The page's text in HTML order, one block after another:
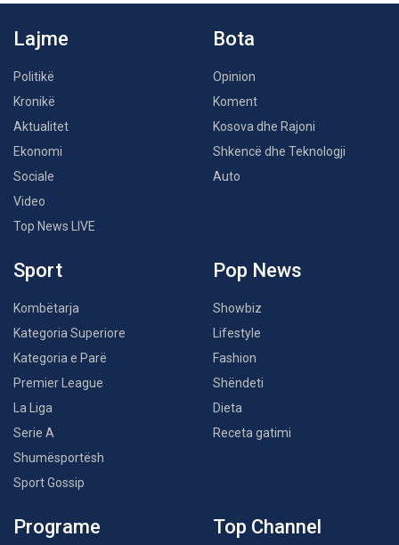
Lajme
Politikë
Kronikë
Aktualitet
Ekonomi
Sociale
Video
Top News LIVE
Bota
Opinion
Koment
Kosova dhe Rajoni
Shkencë dhe Teknologji
Auto
Sport
Kombëtarja
Kategoria Superiore
Kategoria e Parë
Premier League
La Liga
Serie A
Shumësportësh
Sport Gossip
Pop News
Showbiz
Lifestyle
Fashion
Shëndeti
Dieta
Receta gatimi
Programe Top Channel